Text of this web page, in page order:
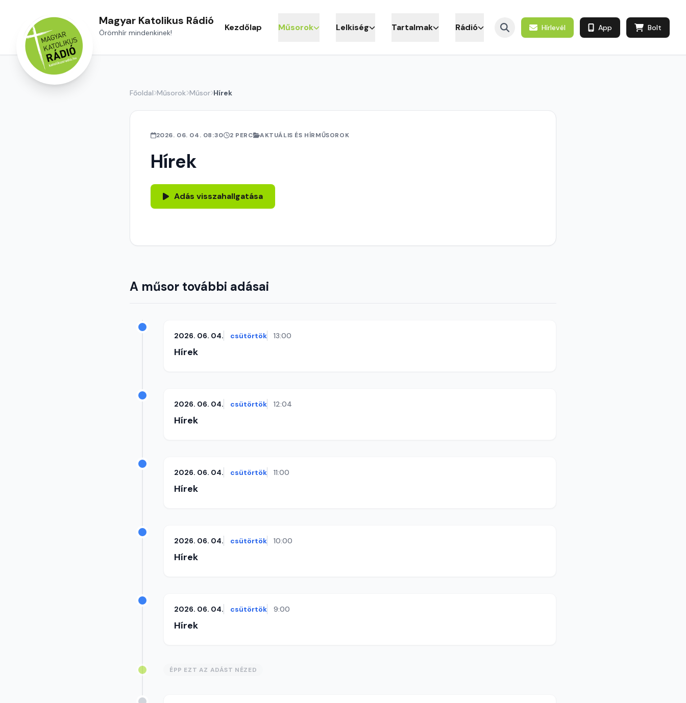
Magyar Katolikus Rádió
Örömhír mindenkinek! Kezdőlap Műsorok Lelkiség Tartalmak Rádió Hírlevél App Bolt
Főoldal Műsorok Műsor Hírek
2026. 06. 04. 08:30 2 PERC AKTUÁLIS ÉS HÍRMŰSOROK
Hírek
Adás visszahallgatása
A műsor további adásai
2026. 06. 04. csütörtök 13:00
Hírek
2026. 06. 04. csütörtök 12:04
Hírek
2026. 06. 04. csütörtök 11:00
Hírek
2026. 06. 04. csütörtök 10:00
Hírek
2026. 06. 04. csütörtök 9:00
Hírek
ÉPP EZT AZ ADÁST NÉZED